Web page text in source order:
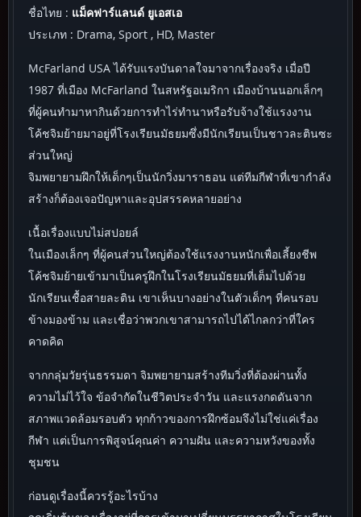
ชื่อไทย : แม็คฟาร์แลนด์ ยูเอสเอ
ประเภท : Drama, Sport , HD, Master
McFarland USA ได้รับแรงบันดาลใจมาจากเรื่องจริง เมื่อปี
1987 ที่เมือง McFarland ในสหรัฐอเมริกา เมืองบ้านนอกเล็กๆ
ที่ผู้คนทำมาหากินด้วยการทำไร่ทำนาหรือรับจ้างใช้แรงงาน
โค้ชจิมย้ายมาอยู่ที่โรงเรียนมัธยมซึ่งมีนักเรียนเป็นชาวละตินซะ
ส่วนใหญ่
จิมพยายามฝึกให้เด็กๆเป็นนักวิ่งมาราธอน แต่ทีมกีฬาที่เขากำลัง
สร้างก็ต้องเจอปัญหาและอุปสรรคหลายอย่าง
เนื้อเรื่องแบบไม่สปอยล์
ในเมืองเล็กๆ ที่ผู้คนส่วนใหญ่ต้องใช้แรงงานหนักเพื่อเลี้ยงชีพ
โค้ชจิมย้ายเข้ามาเป็นครูฝึกในโรงเรียนมัธยมที่เต็มไปด้วย
นักเรียนเชื้อสายละติน เขาเห็นบางอย่างในตัวเด็กๆ ที่คนรอบ
ข้างมองข้าม และเชื่อว่าพวกเขาสามารถไปได้ไกลกว่าที่ใคร
คาดคิด
จากกลุ่มวัยรุ่นธรรมดา จิมพยายามสร้างทีมวิ่งที่ต้องผ่านทั้ง
ความไม่ไว้ใจ ข้อจำกัดในชีวิตประจำวัน และแรงกดดันจาก
สภาพแวดล้อมรอบตัว ทุกก้าวของการฝึกซ้อมจึงไม่ใช่แค่เรื่อง
กีฬา แต่เป็นการพิสูจน์คุณค่า ความฝัน และความหวังของทั้ง
ชุมชน
ก่อนดูเรื่องนี้ควรรู้อะไรบ้าง